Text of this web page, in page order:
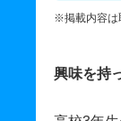
※掲載内容は
興味を持